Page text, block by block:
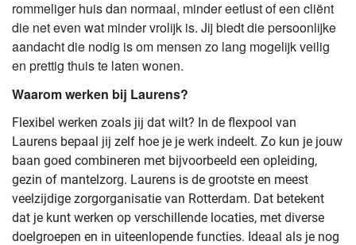
rommeliger huis dan normaal, minder eetlust of een cliënt
die net even wat minder vrolijk is. Jij biedt die persoonlijke
aandacht die nodig is om mensen zo lang mogelijk veilig
en prettig thuis te laten wonen.
Waarom werken bij Laurens?
Flexibel werken zoals jij dat wilt? In de flexpool van
Laurens bepaal jij zelf hoe je je werk indeelt. Zo kun je jouw
baan goed combineren met bijvoorbeeld een opleiding,
gezin of mantelzorg. Laurens is de grootste en meest
veelzijdige zorgorganisatie van Rotterdam. Dat betekent
dat je kunt werken op verschillende locaties, met diverse
doelgroepen en in uiteenlopende functies. Ideaal als je nog